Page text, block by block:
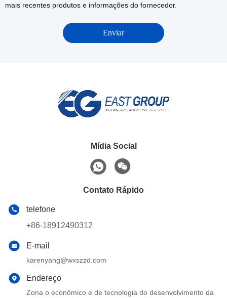
mais recentes produtos e informações do fornecedor.
Mídia Social
Contato Rápido
telefone
+86-18912490312
E-mail
karenyang@wxszzd.com
Endereço
Zona o econômico e de tecnologia do desenvolvimento da